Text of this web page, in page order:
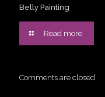
Belly Painting
Read more
Comments are closed.